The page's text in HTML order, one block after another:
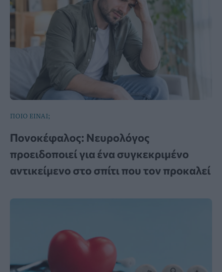
ΠΟΙΟ ΕΙΝΑΙ;
Πονοκέφαλος: Νευρολόγος
προειδοποιεί για ένα συγκεκριμένο
αντικείμενο στο σπίτι που τον προκαλεί